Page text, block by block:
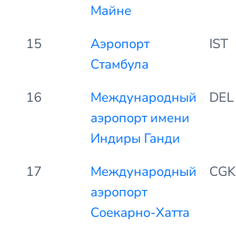
Майне
15
Аэропорт
Стамбула
IST
16
Международный
аэропорт имени
Индиры Ганди
DEL
17
Международный
аэропорт
Соекарно-Хатта
CGK